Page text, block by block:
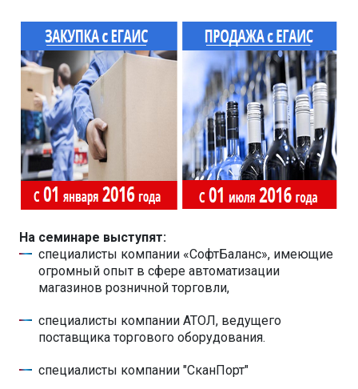
На семинаре выступят:
специалисты компании «СофтБаланс», имеющие
огромный опыт в сфере автоматизации
магазинов розничной торговли,
специалисты компании АТОЛ, ведущего
поставщика торгового оборудования.
специалисты компании "СканПорт"